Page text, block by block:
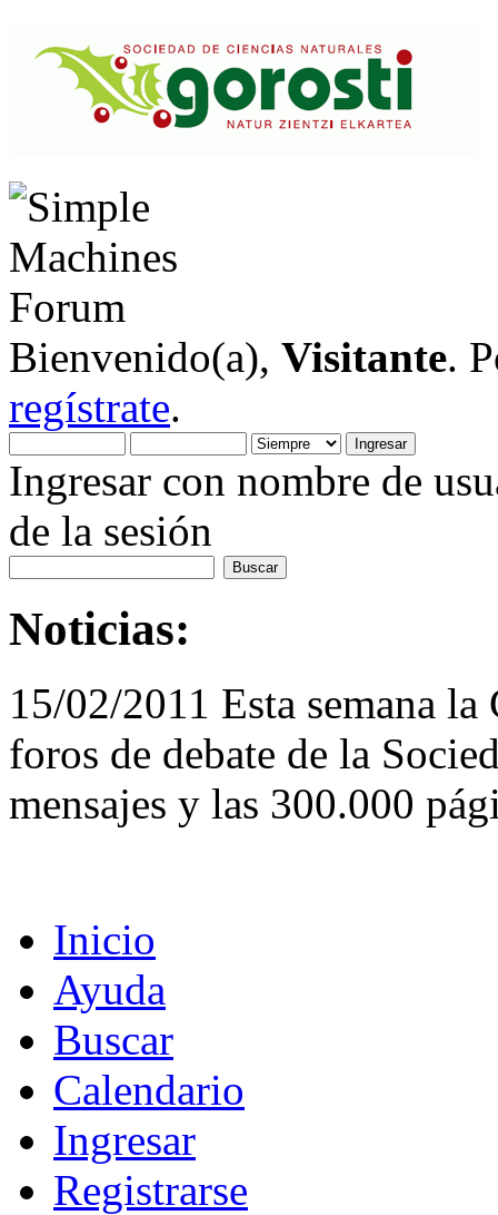
Bienvenido(a), Visitante.
regístrate.
Ingresar con nombre de
de la sesión
Noticias:
15/02/2011 Esta semana
foros de debate de la
mensajes y las 300.000
Inicio
Ayuda
Buscar
Calendario
Ingresar
Registrarse